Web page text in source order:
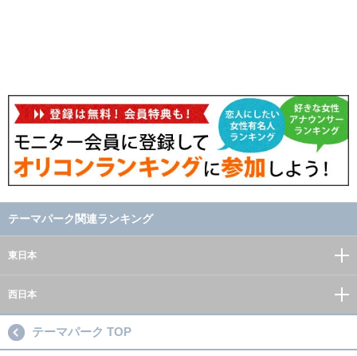
テーマパーク関連ランキング
東日本
西日本
テーマパーク TOP